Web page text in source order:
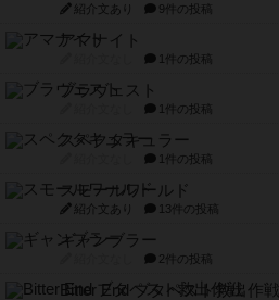
紹介文あり 9件の投稿
アマナイト
1件の投稿
ブラヴェスト
1件の投稿
スペクタキュラー
1件の投稿
スモールワールド
紹介文あり 13件の投稿
ギャンブラー
2件の投稿
Bitter End ブタペスト救出作戦